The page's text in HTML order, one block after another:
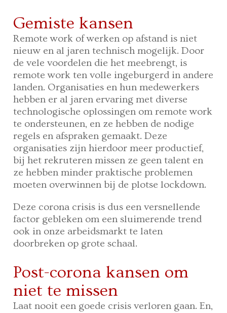
Gemiste kansen
Remote work of werken op afstand is niet
nieuw en al jaren technisch mogelijk. Door
de vele voordelen die het meebrengt, is
remote work ten volle ingeburgerd in andere
landen. Organisaties en hun medewerkers
hebben er al jaren ervaring met diverse
technologische oplossingen om remote work
te ondersteunen, en ze hebben de nodige
regels en afspraken gemaakt. Deze
organisaties zijn hierdoor meer productief,
bij het rekruteren missen ze geen talent en
ze hebben minder praktische problemen
moeten overwinnen bij de plotse lockdown.
Deze corona crisis is dus een versnellende
factor gebleken om een sluimerende trend
ook in onze arbeidsmarkt te laten
doorbreken op grote schaal.
Post-corona kansen om
niet te missen
Laat nooit een goede crisis verloren gaan. En,